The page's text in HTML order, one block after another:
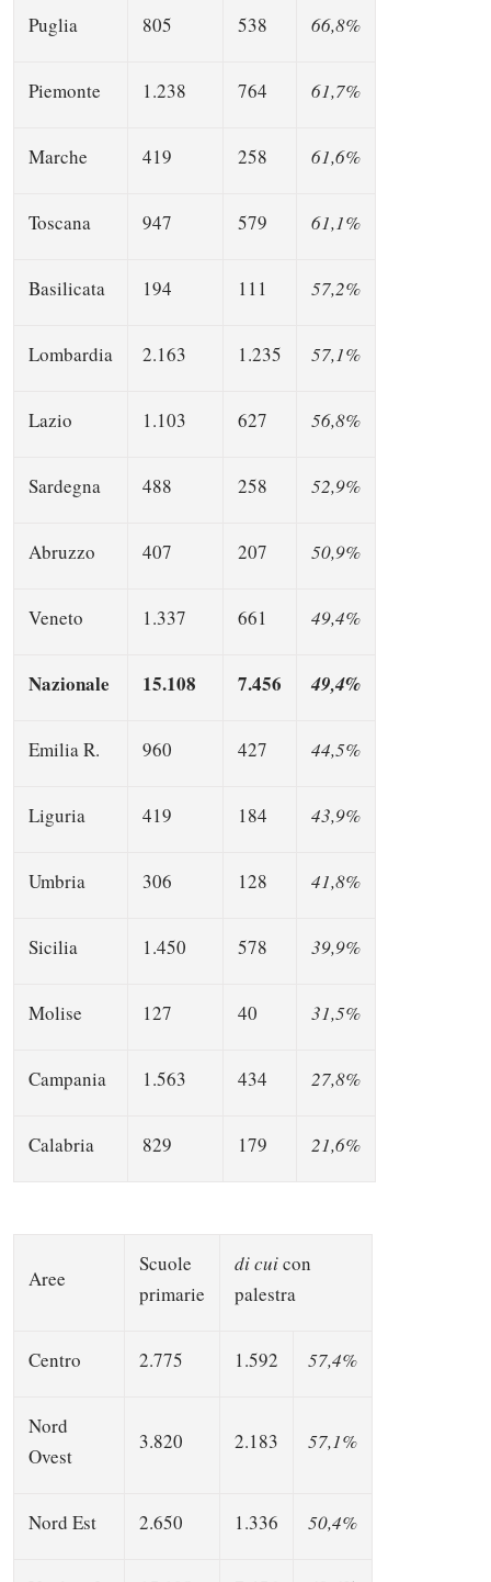
Puglia 805 538 66,8%
Piemonte 1.238 764 61,7%
Marche 419 258 61,6%
Toscana 947 579 61,1%
Basilicata 194 111 57,2%
Lombardia 2.163 1.235 57,1%
Lazio 1.103 627 56,8%
Sardegna 488 258 52,9%
Abruzzo 407 207 50,9%
Veneto 1.337 661 49,4%
Nazionale 15.108 7.456 49,4%
Emilia R. 960 427 44,5%
Liguria 419 184 43,9%
Umbria 306 128 41,8%
Sicilia 1.450 578 39,9%
Molise 127 40 31,5%
Campania 1.563 434 27,8%
Calabria 829 179 21,6%
Aree
Scuole
primarie
di cuicon
palestra
Centro 2.775 1.592 57,4%
Nord
Ovest
3.820 2.183 57,1%
Nord Est 2.650 1.336 50,4%